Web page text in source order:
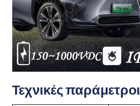
Τεχνικές παράμετροι